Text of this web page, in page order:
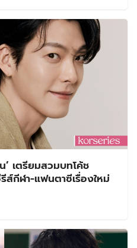
เตรียมสวมบทโค้ช
ส์กีฬา-แฟนตาซีเรื่องใหม่